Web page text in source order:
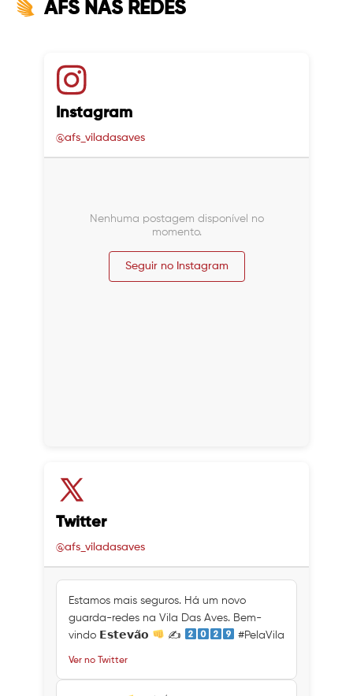
AFS NAS REDES
Instagram
@afs_viladasaves
Nenhuma postagem disponível no
momento.
Seguir no Instagram
Twitter
@afs_viladasaves
Estamos mais seguros. Há um novo
guarda-redes na Vila Das Aves. Bem-
vindo 𝗘𝘀𝘁𝗲𝘃𝗮̃𝗼
✍ #PelaVila
Ver no Twitter